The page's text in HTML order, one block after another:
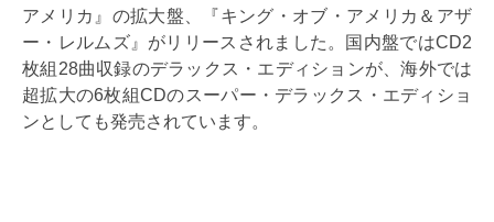
アメリカ』の拡大盤、『キング・オブ・アメリカ＆アザ
ー・レルムズ』がリリースされました。国内盤ではCD2
枚組28曲収録のデラックス・エディションが、海外では
超拡大の6枚組CDのスーパー・デラックス・エディショ
ンとしても発売されています。